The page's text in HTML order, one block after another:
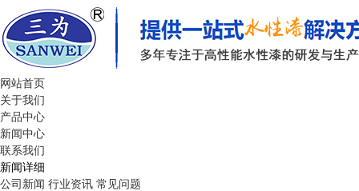
网站首页
关于我们
产品中心
新闻中心
联系我们
新闻详细
公司新闻 行业资讯 常见问题